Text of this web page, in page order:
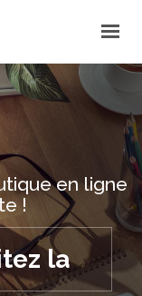
en ligne
!
la